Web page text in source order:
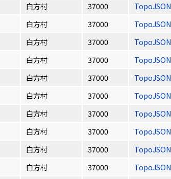
白方村 37000 TopoJSON
白方村 37000 TopoJSON
白方村 37000 TopoJSON
白方村 37000 TopoJSON
白方村 37000 TopoJSON
白方村 37000 TopoJSON
白方村 37000 TopoJSON
白方村 37000 TopoJSON
白方村 37000 TopoJSON
白方村 37000 TopoJSON